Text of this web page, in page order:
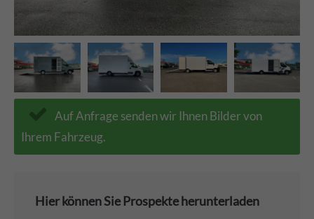
Auf Anfrage senden wir Ihnen Bilder von
Ihrem Fahrzeug.
Hier können Sie Prospekte herunterladen